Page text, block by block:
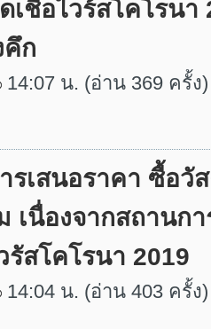
เชื้อไวร้สโคโรนา
คึก
14:07 น. (อ่าน 369 ครั้ง)
รเสนอราคา ซื้อวั
เนื่องจากสถานก
รัสโคโรนา 2019
14:04 น. (อ่าน 403 ครั้ง)